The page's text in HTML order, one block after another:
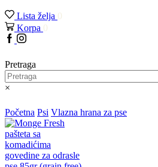
Lista želja 0
Korpa 0
Facebook
Instagram
Pretraga
×
Početna Psi Vlazna hrana za pse